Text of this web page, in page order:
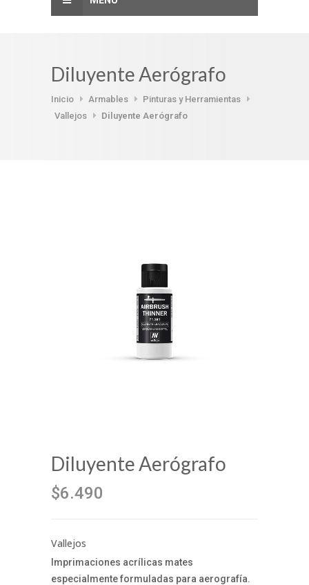
Diluyente Aerógrafo
Inicio Armables
Pinturas y Herramientas
Vallejos
Diluyente Aerógrafo
Diluyente Aerógrafo
$6.490
Vallejos
Imprimaciones acrílicas mates
especialmente formuladas para aerografía.